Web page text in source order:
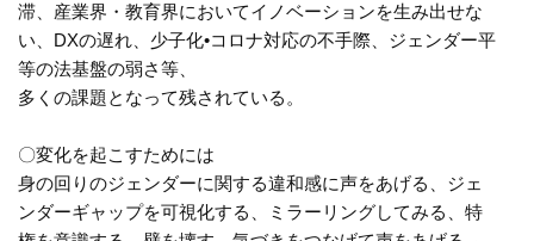
滞、産業界・教育界においてイノベーションを生み出せな
い、DXの遅れ、少子化•コロナ対応の不手際、ジェンダー平
等の法基盤の弱さ等、
多くの課題となって残されている。
〇変化を起こすためには
身の回りのジェンダーに関する違和感に声をあげる、ジェ
ンダーギャップを可視化する、ミラーリングしてみる、特